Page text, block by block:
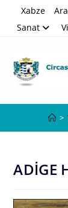
Xabze
Sanat
>
ADİGE